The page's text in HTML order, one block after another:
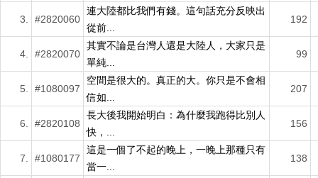
3. #2820060
連大陸都比我們有錢。這句話充分反映出
從前...
192
4. #2820070
其實不論是台灣人還是大陸人，大家只是
單純...
99
5. #1080097
空間是很大的。真正的大。你只是不會相
信如...
207
6. #2820108
長大後我開始明白：為什麼我跑得比別人
快，...
156
7. #1080177
這是一個了不起的晚上，一晚上那種只有
當一...
138